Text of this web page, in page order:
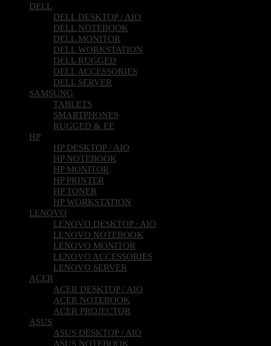
DELL
DELL DESKTOP / AIO
DELL NOTEBOOK
DELL MONITOR
DELL WORKSTATION
DELL RUGGED
DELL ACCESSORIES
DELL SERVER
SAMSUNG
TABLETS
SMARTPHONES
RUGGED & EE
HP
HP DESKTOP / AIO
HP NOTEBOOK
HP MONITOR
HP PRINTER
HP TONER
HP WORKSTATION
LENOVO
LENOVO DESKTOP / AIO
LENOVO NOTEBOOK
LENOVO MONITOR
LENOVO ACCESSORIES
LENOVO SERVER
ACER
ACER DESKTOP / AIO
ACER NOTEBOOK
ACER PROJECTOR
ASUS
ASUS DESKTOP / AIO
ASUS NOTEBOOK